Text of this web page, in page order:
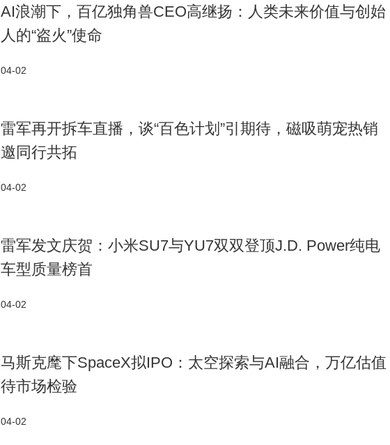
AI浪潮下，百亿独角兽CEO高继扬：人类未来价值与创始
人的“盗火”使命
04-02
雷军再开拆车直播，谈“百色计划”引期待，磁吸萌宠热销
邀同行共拓
04-02
雷军发文庆贺：小米SU7与YU7双双登顶J.D. Power纯电
车型质量榜首
04-02
马斯克麾下SpaceX拟IPO：太空探索与AI融合，万亿估值
待市场检验
04-02